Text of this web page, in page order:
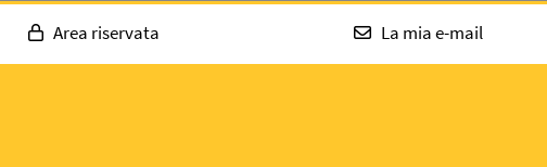
Area riservata La mia e-mail